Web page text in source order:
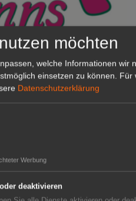
möchten
welche Informationen wir
einsetzen zu können.
Für
Datenschutzerklärung
Werbung
deaktivieren